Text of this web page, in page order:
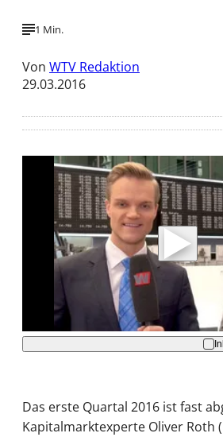
1 Min.
Von WTV Redaktion
29.03.2016
Mit der Wiedergabe dieses
Daten an Youtube
Hinweise dazu erhalten Sie in der
Akzeptieren
Das erste Quartal 2016 ist fast
Kapitalmarktexperte Oliver Roth